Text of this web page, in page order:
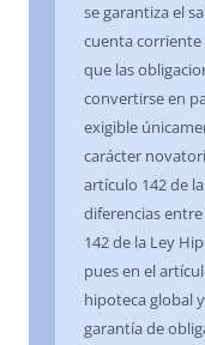
se garantiza el
cuenta
que las
convertirse en
exigible
carácter
artículo 142 de
diferencias
142 de la Ley
pues en el
hipoteca global
garantía de